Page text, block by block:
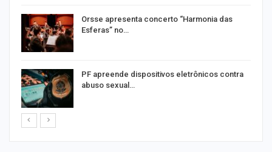
Orsse apresenta concerto “Harmonia das
Esferas” no…
PF apreende dispositivos eletrônicos contra
abuso sexual…